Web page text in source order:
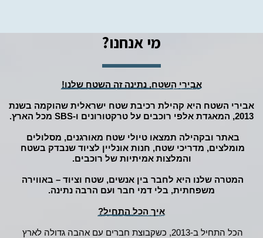
מי אנחנו?
אבירי השטח, נתינה זה השטח שלנו!
אבירי השטח היא קהילת רכיבת שטח ישראלית שהוקמה בשנת
2013, המאגדת אלפי רוכבים על טרקטורונים ו‑SBS מכל הארץ.
באתר ובקהילה תמצאו טיולי שטח מאורגנים, מסלולים
מומלצים, מדריכי שטח, חנות אונליין לציוד שנבדק בשטח
והמלצות אמיתיות של רוכבים.
המטרה שלנו היא לחבר בין אנשים, שטח וציוד – באווירה
משפחתית, בלי דמי חבר ועם הרבה נתינה.
איך הכל התחיל?
הכל התחיל ב‑2013, כשקבוצת חברים עם אהבה גדולה לארץ